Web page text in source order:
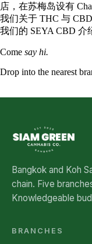
店，在苏梅岛设有
我们关于 THC 与 CBD
我们的 SEYA CBD 介
Come say hi.
Drop into the nearest
Bangkok and Koh
chain. Five
Knowledgeable
BRANCHES